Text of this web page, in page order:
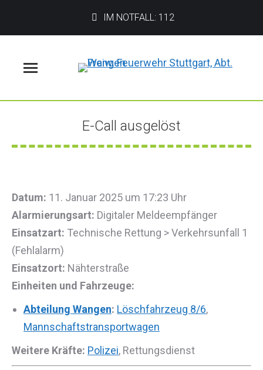
IM NOTFALL: 112
E-Call ausgelöst
Sie befinden sich hier:
Datum: 11. Januar 2025 um 17:23 Uhr
Alarmierungsart: Digitaler Meldeempfänger
Einsatzart: Technische Rettung > Verkehrsunfall 1
(Fehlalarm)
Einsatzort: Nähterstraße
Einheiten und Fahrzeuge:
Abteilung Wangen: Löschfahrzeug 8/6,
Mannschaftstransportwagen
Weitere Kräfte: Polizei, Rettungsdienst